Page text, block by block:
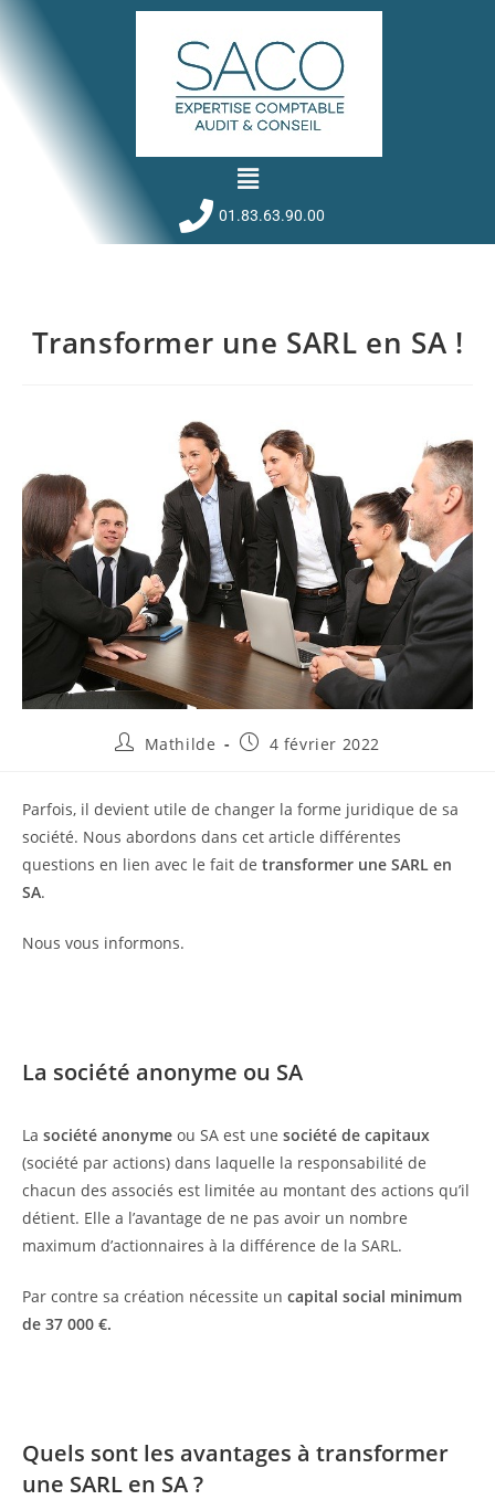
01.83.63.90.00
Transformer une SARL en SA !
Mathilde 4 février 2022
Parfois, il devient utile de changer la forme juridique de sa
société. Nous abordons dans cet article différentes
questions en lien avec le fait de transformer une SARL en
SA.
Nous vous informons.
La société anonyme ou SA
La société anonyme ou SA est une société de capitaux
(société par actions) dans laquelle la responsabilité de
chacun des associés est limitée au montant des actions qu’il
détient. Elle a l’avantage de ne pas avoir un nombre
maximum d’actionnaires à la différence de la SARL.
Par contre sa création nécessite un capital social minimum
de 37 000 €.
Quels sont les avantages à transformer
une SARL en SA ?